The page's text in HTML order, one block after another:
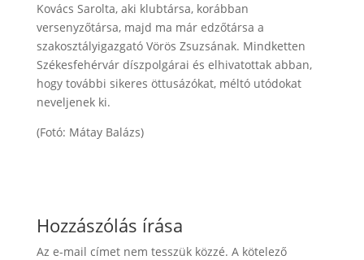
Kovács Sarolta, aki klubtársa, korábban
versenyzőtársa, majd ma már edzőtársa a
szakosztályigazgató Vörös Zsuzsának. Mindketten
Székesfehérvár díszpolgárai és elhivatottak abban,
hogy további sikeres öttusázókat, méltó utódokat
neveljenek ki.
(Fotó: Mátay Balázs)
Hozzászólás írása
Az e-mail címet nem tesszük közzé. A kötelező